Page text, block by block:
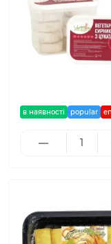
в наявності popular